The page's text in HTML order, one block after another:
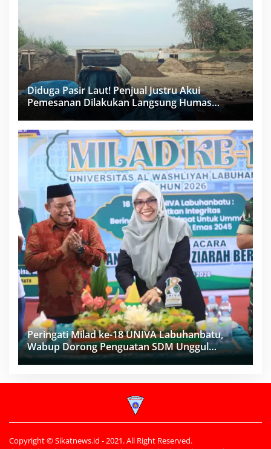
Diduga Pasir Laut! Penjual Justru Akui
Pemesanan Dilakukan Langsung Humas
Peringati Milad ke-18 UNIVA Labuhanbatu,
Wabup Dorong Penguatan SDM Unggul
Menuju Indonesia Emas 2045
Copyright © Sikatnews.id - 2021. All Right Reserved.